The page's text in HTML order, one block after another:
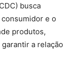
busca
e o
produtos,
a relação